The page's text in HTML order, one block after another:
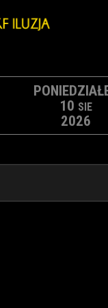
10 SIE
2026